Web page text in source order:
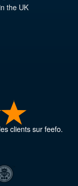
the UK
clients sur feefo.